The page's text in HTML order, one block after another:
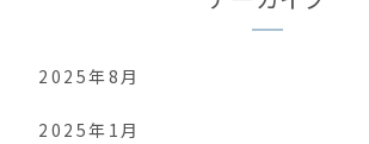
2025年8月
2025年1月